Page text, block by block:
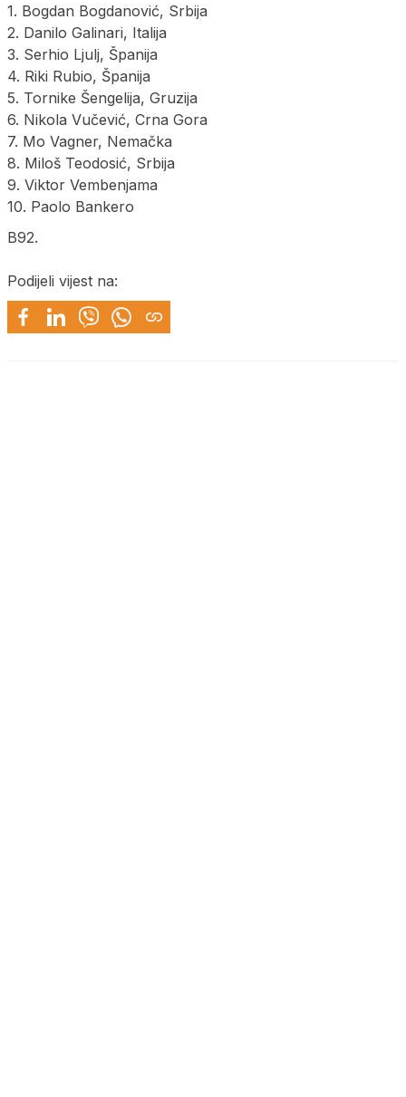
1. Bogdan Bogdanović, Srbija
2. Danilo Galinari, Italija
3. Serhio Ljulj, Španija
4. Riki Rubio, Španija
5. Tornike Šengelija, Gruzija
6. Nikola Vučević, Crna Gora
7. Mo Vagner, Nemačka
8. Miloš Teodosić, Srbija
9. Viktor Vembenjama
10. Paolo Bankero
B92.
Podijeli vijest na: